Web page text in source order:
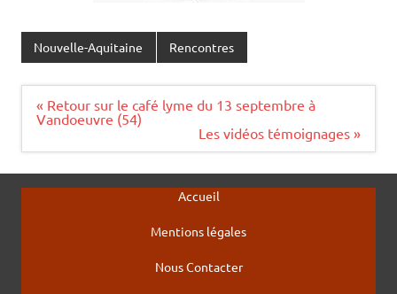
Nouvelle-Aquitaine Rencontres
Navigation
de
« Retour sur le café lyme du 13 septembre à
Vandoeuvre (54)
Les vidéos témoignages »
Accueil
Mentions légales
Nous Contacter